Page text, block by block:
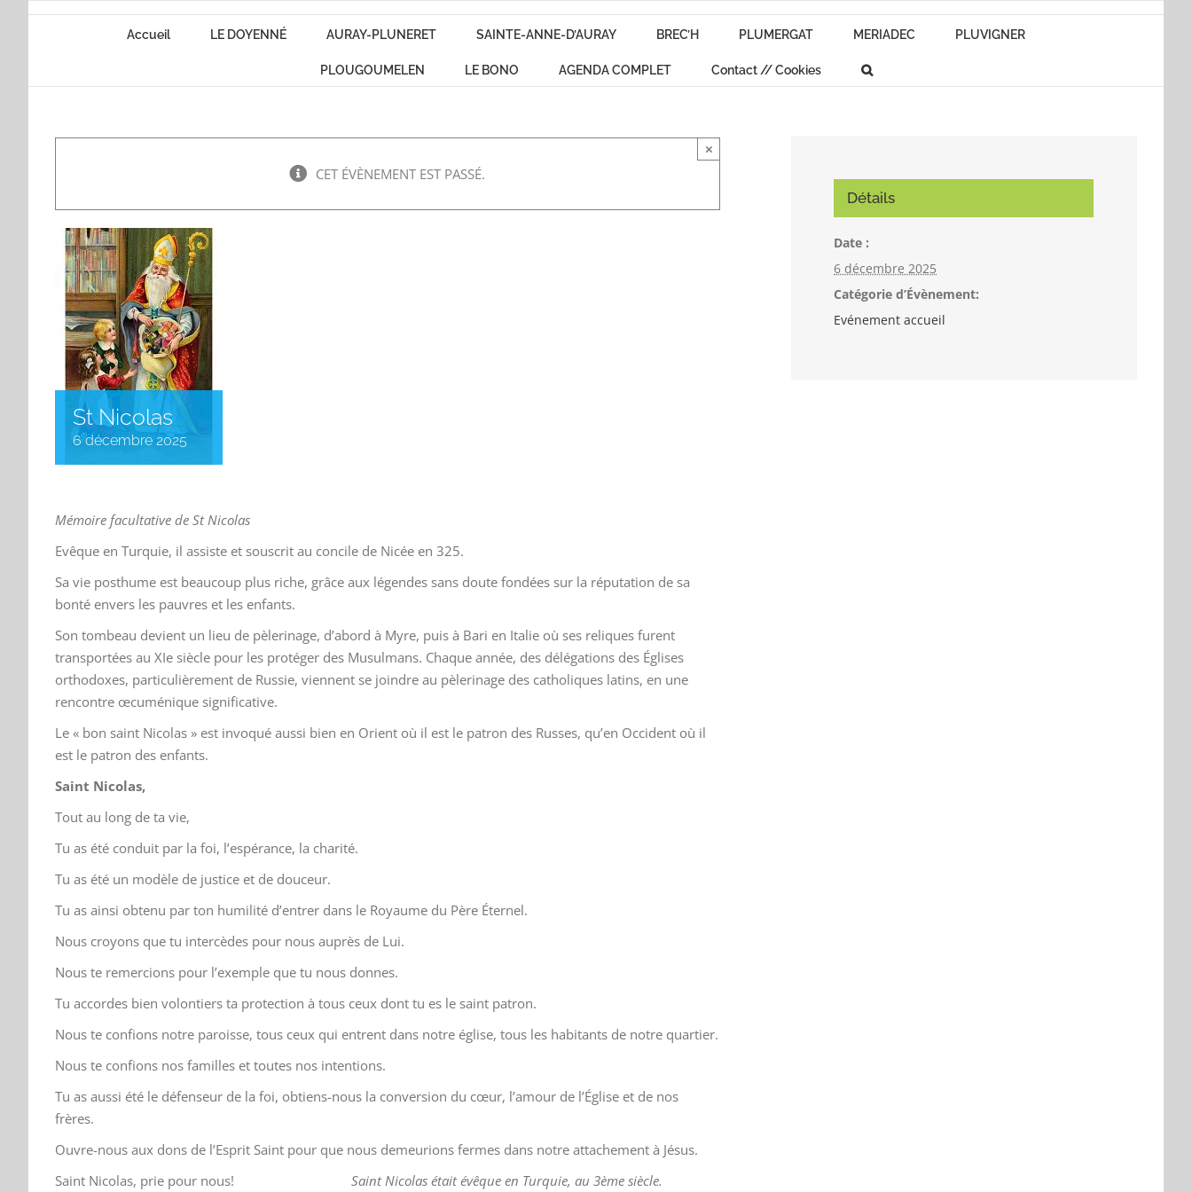
Passer
Accueil LE DOYENNÉ AURAY-PLUNERET SAINTE-ANNE-D’AURAY BREC’H PLUMERGAT MERIADEC PLUVIGNER
PLOUGOUMELEN LE BONO AGENDA COMPLET Contact // Cookies
CET ÉVÈNEMENT EST PASSÉ.
×
St Nicolas
6 décembre 2025
Mémoire facultative de St Nicolas
Evêque en Turquie, il assiste et souscrit au concile de Nicée en 325.
Sa vie posthume est beaucoup plus riche, grâce aux légendes sans doute fondées sur la réputation de sa
bonté envers les pauvres et les enfants.
Son tombeau devient un lieu de pèlerinage, d’abord à Myre, puis à Bari en Italie où ses reliques furent
transportées au XIe siècle pour les protéger des Musulmans. Chaque année, des délégations des Églises
orthodoxes, particulièrement de Russie, viennent se joindre au pèlerinage des catholiques latins, en une
rencontre œcuménique significative.
Le « bon saint Nicolas » est invoqué aussi bien en Orient où il est le patron des Russes, qu’en Occident où il
est le patron des enfants.
Saint Nicolas,
Tout au long de ta vie,
Tu as été conduit par la foi, l’espérance, la charité.
Tu as été un modèle de justice et de douceur.
Tu as ainsi obtenu par ton humilité d’entrer dans le Royaume du Père Éternel.
Nous croyons que tu intercèdes pour nous auprès de Lui.
Nous te remercions pour l’exemple que tu nous donnes.
Tu accordes bien volontiers ta protection à tous ceux dont tu es le saint patron.
Nous te confions notre paroisse, tous ceux qui entrent dans notre église, tous les habitants de notre quartier.
Nous te confions nos familles et toutes nos intentions.
Tu as aussi été le défenseur de la foi, obtiens-nous la conversion du cœur, l’amour de l’Église et de nos
frères.
Ouvre-nous aux dons de l’Esprit Saint pour que nous demeurions fermes dans notre attachement à Jésus.
Saint Nicolas, prie pour nous! Saint Nicolas était évêque en Turquie, au 3ème siècle.
Détails
Date :
6 décembre 2025
Catégorie d’Évènement:
Evénement accueil